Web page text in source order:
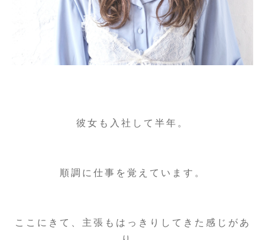
彼女も入社して半年。
順調に仕事を覚えています。
ここにきて、主張もはっきりしてきた感じがあ